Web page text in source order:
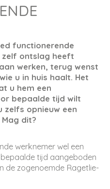
functionerende
zelf ontslag heeft
werken, terug wenst
u in huis haalt. Het
u hem een
bepaalde tijd wilt
zelfs opnieuw een
dit?
werknemer wel een
tijd aangeboden
de zogenoemde Ragetlie-